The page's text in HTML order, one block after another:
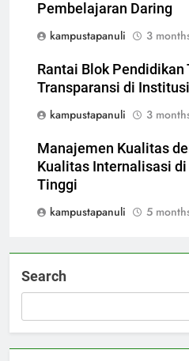
Pembelajaran Daring
kampustapanuli
3
Rantai Blok
Transparansi di
kampustapanuli
3
Manajemen Kualitas
Kualitas Internalisasi
Tinggi
kampustapanuli
5
Search